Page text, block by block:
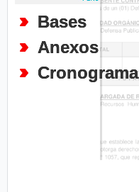
Bases
Anexos
Cronograma